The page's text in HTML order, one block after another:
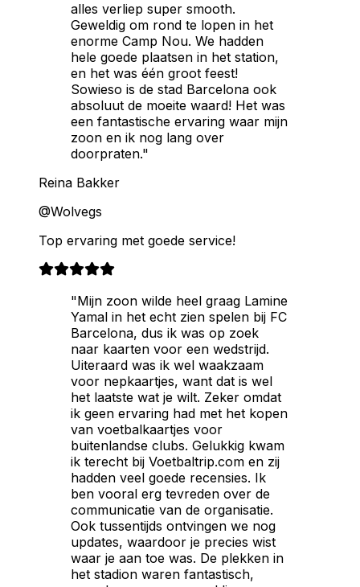
alles verliep super smooth.
Geweldig om rond te lopen in het
enorme Camp Nou. We hadden
hele goede plaatsen in het station,
en het was één groot feest!
Sowieso is de stad Barcelona ook
absoluut de moeite waard! Het was
een fantastische ervaring waar mijn
zoon en ik nog lang over
doorpraten."
Reina Bakker
@Wolvegs
Top ervaring met goede service!
"Mijn zoon wilde heel graag Lamine
Yamal in het echt zien spelen bij FC
Barcelona, dus ik was op zoek
naar kaarten voor een wedstrijd.
Uiteraard was ik wel waakzaam
voor nepkaartjes, want dat is wel
het laatste wat je wilt. Zeker omdat
ik geen ervaring had met het kopen
van voetbalkaartjes voor
buitenlandse clubs. Gelukkig kwam
ik terecht bij Voetbaltrip.com en zij
hadden veel goede recensies. Ik
ben vooral erg tevreden over de
communicatie van de organisatie.
Ook tussentijds ontvingen we nog
updates, waardoor je precies wist
waar je aan toe was. De plekken in
het stadion waren fantastisch,